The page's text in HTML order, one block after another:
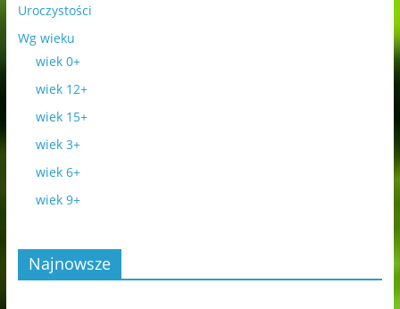
Uroczystości
Wg wieku
wiek 0+
wiek 12+
wiek 15+
wiek 3+
wiek 6+
wiek 9+
Najnowsze